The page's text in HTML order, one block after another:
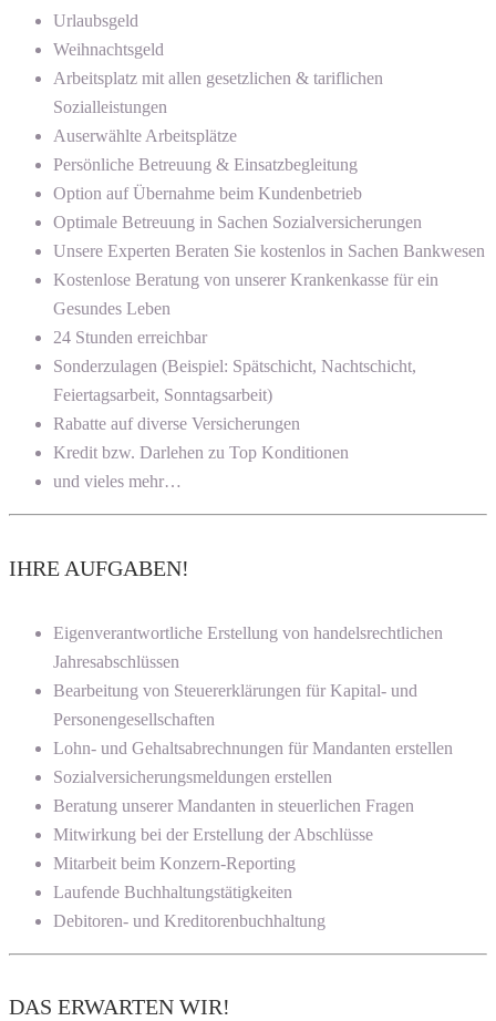
Urlaubsgeld
Weihnachtsgeld
Arbeitsplatz mit allen gesetzlichen & tariflichen
Sozialleistungen
Auserwählte Arbeitsplätze
Persönliche Betreuung & Einsatzbegleitung
Option auf Übernahme beim Kundenbetrieb
Optimale Betreuung in Sachen Sozialversicherungen
Unsere Experten Beraten Sie kostenlos in Sachen Bankwesen
Kostenlose Beratung von unserer Krankenkasse für ein
Gesundes Leben
24 Stunden erreichbar
Sonderzulagen (Beispiel: Spätschicht, Nachtschicht,
Feiertagsarbeit, Sonntagsarbeit)
Rabatte auf diverse Versicherungen
Kredit bzw. Darlehen zu Top Konditionen
und vieles mehr…
IHRE AUFGABEN!
Eigenverantwortliche Erstellung von handelsrechtlichen
Jahresabschlüssen
Bearbeitung von Steuererklärungen für Kapital- und
Personengesellschaften
Lohn- und Gehaltsabrechnungen für Mandanten erstellen
Sozialversicherungsmeldungen erstellen
Beratung unserer Mandanten in steuerlichen Fragen
Mitwirkung bei der Erstellung der Abschlüsse
Mitarbeit beim Konzern-Reporting
Laufende Buchhaltungstätigkeiten
Debitoren- und Kreditorenbuchhaltung
DAS ERWARTEN WIR!